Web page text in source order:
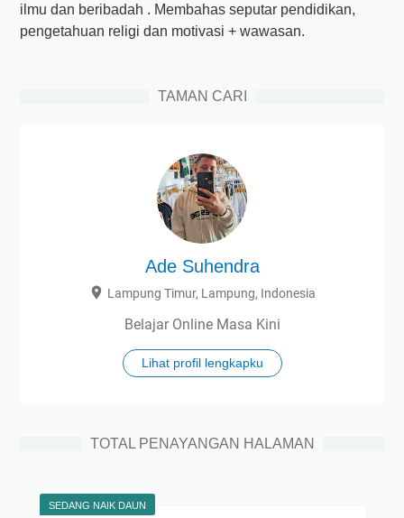
ilmu dan beribadah . Membahas seputar pendidikan,
pengetahuan religi dan motivasi + wawasan.
TAMAN CARI
Ade Suhendra
Lampung Timur, Lampung, Indonesia
Belajar Online Masa Kini
Lihat profil lengkapku
TOTAL PENAYANGAN HALAMAN
SEDANG NAIK DAUN